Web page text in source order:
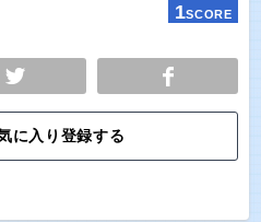
1SCORE
に入り登録する